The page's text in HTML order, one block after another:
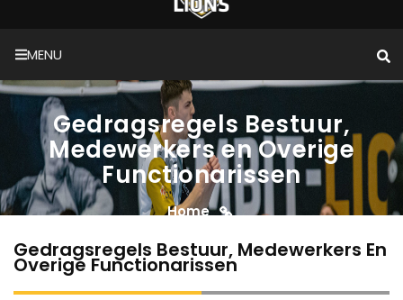
MENU
Gedragsregels Bestuur,
Medewerkers en Overige
Functionarissen
Home
Overige Functionarissen
Gedragsregels Bestuur, Medewerkers En
Overige Functionarissen